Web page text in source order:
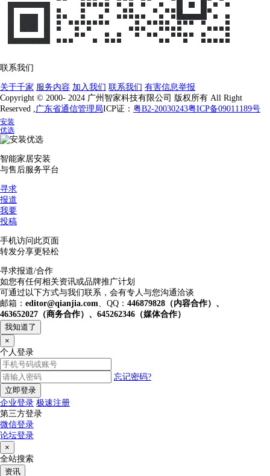
联系我们
关于千家 服务内容 加入我们 联系我们 有害信息举报
Copyright © 2000- 2024 广州智家科技有限公司 版权所有 All Right
Reserved ,
广东省通信管理局ICP证： 粤B2-20030243粤ICP备09011189号
安装
优选
智能家居安装
与售后服务平台
寻求
报道
我要
投稿
手机访问此页面
转发分享更轻松
寻求报道/合作
如您有任何相关资讯或品牌推广计划
可通过以下方式与我们联系，会有专人与您沟通洽谈
邮箱： editor@qianjia.com 、QQ： 446879828（内容合作）、
463652027（商务合作）、645262346（媒体合作）
我知道了
×
个人登录
忘记密码?
立即登录
企业登录 极速注册
第三方登录
微信登录
论坛登录
×
全站搜索
资讯